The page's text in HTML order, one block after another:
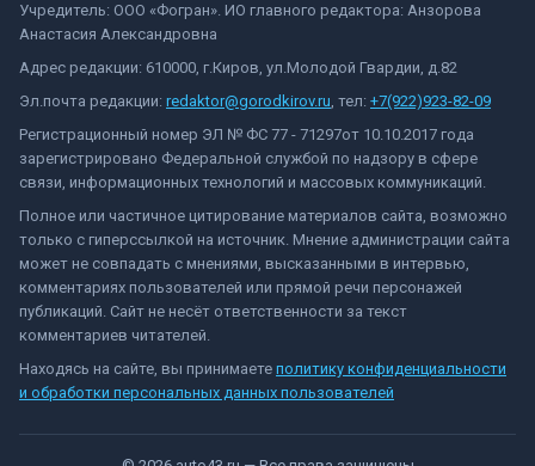
Учредитель: ООО «Фогран». ИО главного редактора: Анзорова
Анастасия Александровна
Адрес редакции: 610000, г.Киров, ул.Молодой Гвардии, д.82
Эл.почта редакции: redaktor@gorodkirov.ru, тел: +7(922)923-82-09
Регистрационный номер ЭЛ № ФС 77 - 71297от 10.10.2017 года
зарегистрировано Федеральной службой по надзору в сфере
связи, информационных технологий и массовых коммуникаций.
Полное или частичное цитирование материалов сайта, возможно
только с гиперссылкой на источник. Мнение администрации сайта
может не совпадать с мнениями, высказанными в интервью,
комментариях пользователей или прямой речи персонажей
публикаций. Сайт не несёт ответственности за текст
комментариев читателей.
Находясь на сайте, вы принимаете политику конфиденциальности
и обработки персональных данных пользователей